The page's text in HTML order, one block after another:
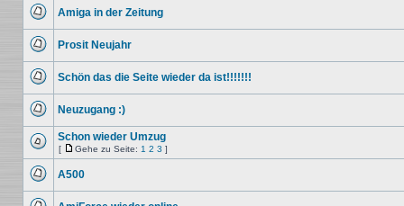
Beiträge
Beiträge
Amiga in der Zeitung
Beiträge
Prosit Neujahr
Beiträge
Schön das die Seite wieder da ist!!!!!!!
ungelesenen
Beiträge
Neuzugang :)
Keine
Beiträge
Schon wieder Umzug
[
Gehe
Seite
Gehe zu Seite: 1 2 3 ]
A500